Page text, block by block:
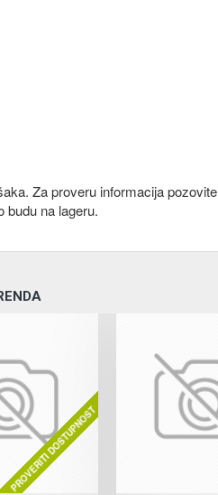
Za proveru informacija pozovite
budu na lageru.
DOSTUPNOST
PROVERITI DOSTUPNOST